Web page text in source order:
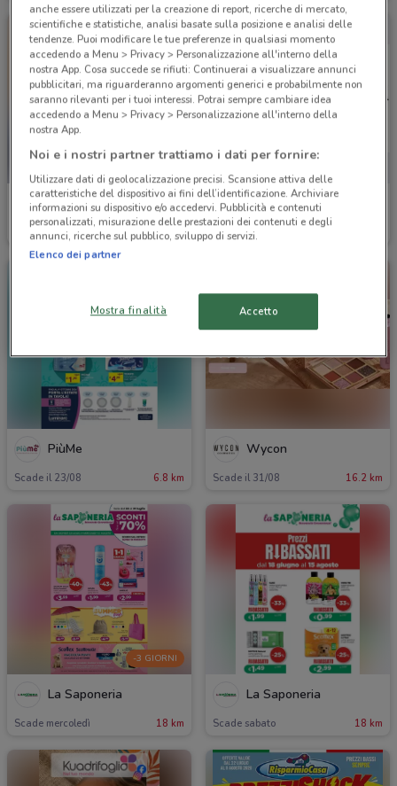
Sirene Blu
Scade il 31/08 6.3 km
Sephora
Scade il 31/08
PiùMe
Scade il 23/08 6.8 km
Wycon
Scade il 31/08 16.2 km
-3 GIORNI
La Saponeria
Scade mercoledì 18 km
La Saponeria
Scade sabato 18 km
anche essere utilizzati per la creazione di report, ricerche di mercato,
scientifiche e statistiche, analisi basate sulla posizione e analisi delle
tendenze. Puoi modificare le tue preferenze in qualsiasi momento
accedendo a Menu > Privacy > Personalizzazione all'interno della
nostra App. Cosa succede se rifiuti: Continuerai a visualizzare annunci
pubblicitari, ma riguarderanno argomenti generici e probabilmente non
saranno rilevanti per i tuoi interessi. Potrai sempre cambiare idea
accedendo a Menu > Privacy > Personalizzazione all'interno della
nostra App.
Noi e i nostri partner trattiamo i dati per fornire:
Utilizzare dati di geolocalizzazione precisi. Scansione attiva delle
caratteristiche del dispositivo ai fini dell’identificazione. Archiviare
informazioni su dispositivo e/o accedervi. Pubblicità e contenuti
personalizzati, misurazione delle prestazioni dei contenuti e degli
annunci, ricerche sul pubblico, sviluppo di servizi.
Elenco dei partner
Mostra finalità Accetto